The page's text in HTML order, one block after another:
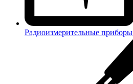
Радиоизмерительные приборы